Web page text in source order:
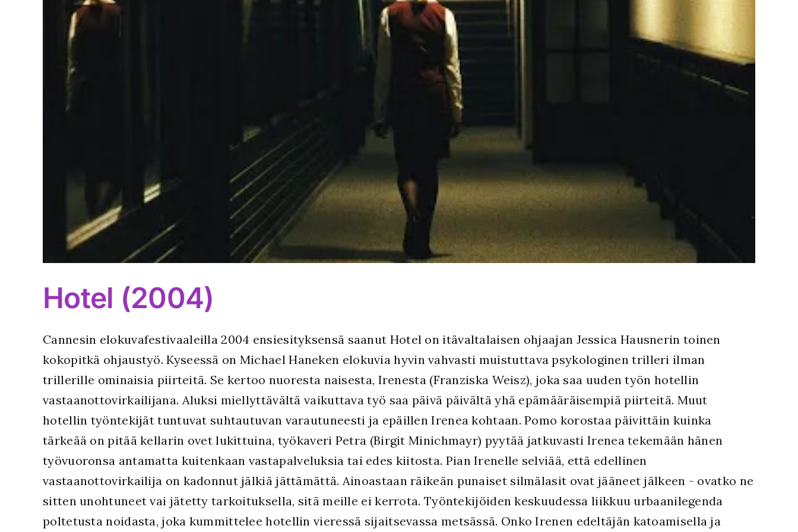
Hotel (2004)
Cannesin elokuvafestivaaleilla 2004 ensiesityksensä saanut Hotel on itävaltalaisen ohjaajan Jessica Hausnerin toinen
kokopitkä ohjaustyö. Kyseessä on Michael Haneken elokuvia hyvin vahvasti muistuttava psykologinen trilleri ilman
trillerille ominaisia piirteitä. Se kertoo nuoresta naisesta, Irenesta (Franziska Weisz), joka saa uuden työn hotellin
vastaanottovirkailijana. Aluksi miellyttävältä vaikuttava työ saa päivä päivältä yhä epämääräisempiä piirteitä. Muut
hotellin työntekijät tuntuvat suhtautuvan varautuneesti ja epäillen Irenea kohtaan. Pomo korostaa päivittäin kuinka
tärkeää on pitää kellarin ovet lukittuina, työkaveri Petra (Birgit Minichmayr) pyytää jatkuvasti Irenea tekemään hänen
työvuoronsa antamatta kuitenkaan vastapalveluksia tai edes kiitosta. Pian Irenelle selviää, että edellinen
vastaanottovirkailija on kadonnut jälkiä jättämättä. Ainoastaan räikeän punaiset silmälasit ovat jääneet jälkeen - ovatko ne
sitten unohtuneet vai jätetty tarkoituksella, sitä meille ei kerrota. Työntekijöiden keskuudessa liikkuu urbaanilegenda
poltetusta noidasta, joka kummittelee hotellin vieressä sijaitsevassa metsässä. Onko Irenen edeltäjän katoamisella ja